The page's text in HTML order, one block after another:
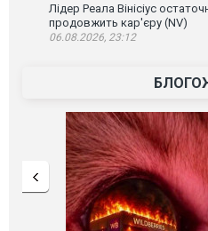
Лідер Реала Вінісіус
продовжить кар'єру (NV)
06.08.2026, 23:12